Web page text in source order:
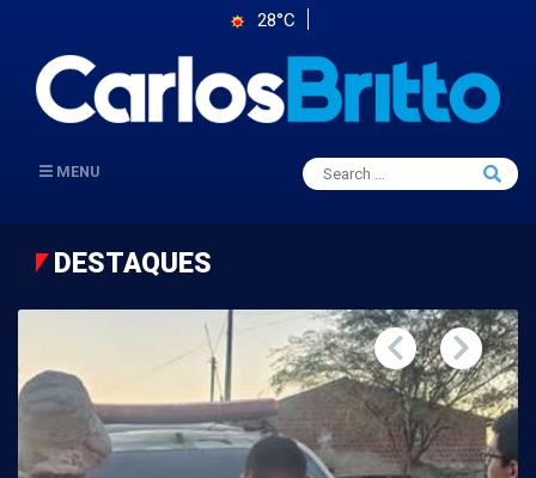
28°C
MENU
Search
for:
Search
DESTAQUES